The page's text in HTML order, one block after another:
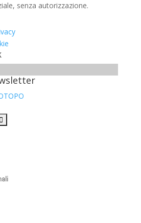
senza autorizzazione.